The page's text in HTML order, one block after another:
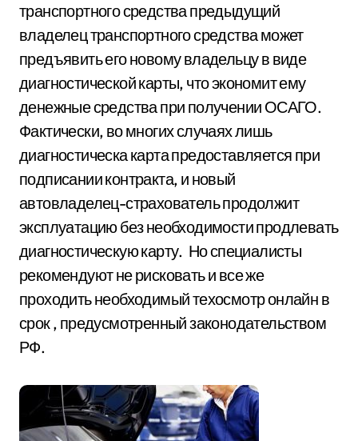
транспортного средства предыдущий
владелец транспортного средства может
предъявить его новому владельцу в виде
диагностической карты, что экономит ему
денежные средства при получении ОСАГО.
Фактически, во многих случаях лишь
диагностическа карта предоставляется при
подписании контракта, и новый
автовладелец-страхователь продолжит
эксплуатацию без необходимости продлевать
диагностическую карту. Но специалисты
рекомендуют не рисковать и все же
проходить необходимый техосмотр онлайн в
срок , предусмотренный законодательством
РФ.